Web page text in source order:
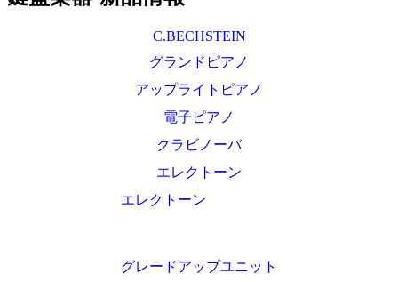
C.BECHSTEIN
グランドピアノ
アップライトピアノ
電子ピアノ
クラビノーバ
エレクトーン
エレクトーン
グレードアップユニット